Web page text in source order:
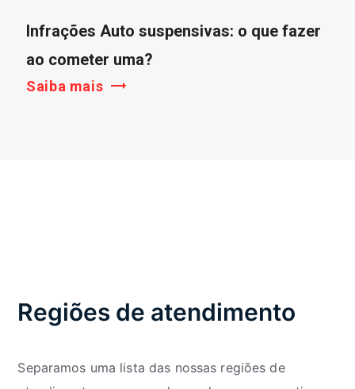
Infrações Auto suspensivas: o que fazer
ao cometer uma?
Saiba mais
Regiões de atendimento
Separamos uma lista das nossas regiões de